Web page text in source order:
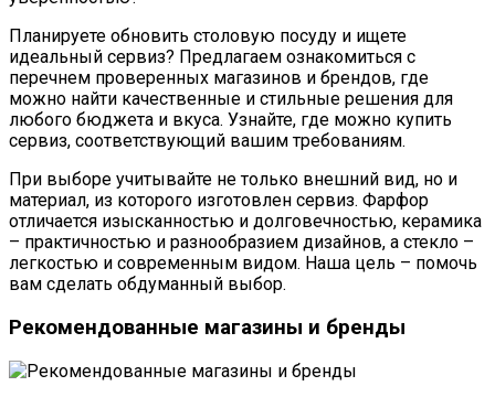
Планируете обновить столовую посуду и ищете
идеальный сервиз? Предлагаем ознакомиться с
перечнем проверенных магазинов и брендов, где
можно найти качественные и стильные решения для
любого бюджета и вкуса. Узнайте, где можно купить
сервиз, соответствующий вашим требованиям.
При выборе учитывайте не только внешний вид, но и
материал, из которого изготовлен сервиз. Фарфор
отличается изысканностью и долговечностью, керамика
– практичностью и разнообразием дизайнов, а стекло –
легкостью и современным видом. Наша цель – помочь
вам сделать обдуманный выбор.
Рекомендованные магазины и бренды